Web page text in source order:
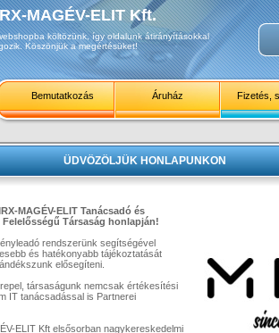
MAGÉV-ELIT Kft.
költözünk, így oldalunk átirányításokkal
Köszönjük a megértésüket!
Bemutatkozás Áruház Fizetés,
ÜDVÖZÖLJÜK HONLAPUNKON
MAGÉV-ELIT Tanácsadó és
Társaság honlapján!
rendszerünk segítségével
és hatékonyabb tájékoztatását
elősegíteni.
társaságunk nemcsak értékesítési
IT tanácsadással is Partnerei
ELIT Kft elsősorban nagykereskedelmi